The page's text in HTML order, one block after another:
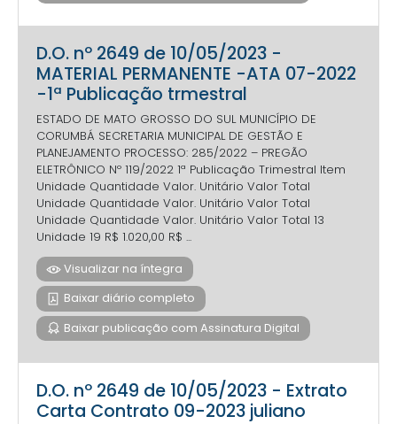
D.O. nº 2649 de 10/05/2023 -
MATERIAL PERMANENTE -ATA 07-2022
-1ª Publicação trmestral
ESTADO DE MATO GROSSO DO SUL MUNICÍPIO DE
CORUMBÁ SECRETARIA MUNICIPAL DE GESTÃO E
PLANEJAMENTO PROCESSO: 285/2022 – PREGÃO
ELETRÔNICO Nº 119/2022 1ª Publicação Trimestral Item
Unidade Quantidade Valor. Unitário Valor Total
Unidade Quantidade Valor. Unitário Valor Total
Unidade Quantidade Valor. Unitário Valor Total 13
Unidade 19 R$ 1.020,00 R$ ...
Visualizar na íntegra
Baixar diário completo
Baixar publicação com Assinatura Digital
D.O. nº 2649 de 10/05/2023 - Extrato
Carta Contrato 09-2023 juliano